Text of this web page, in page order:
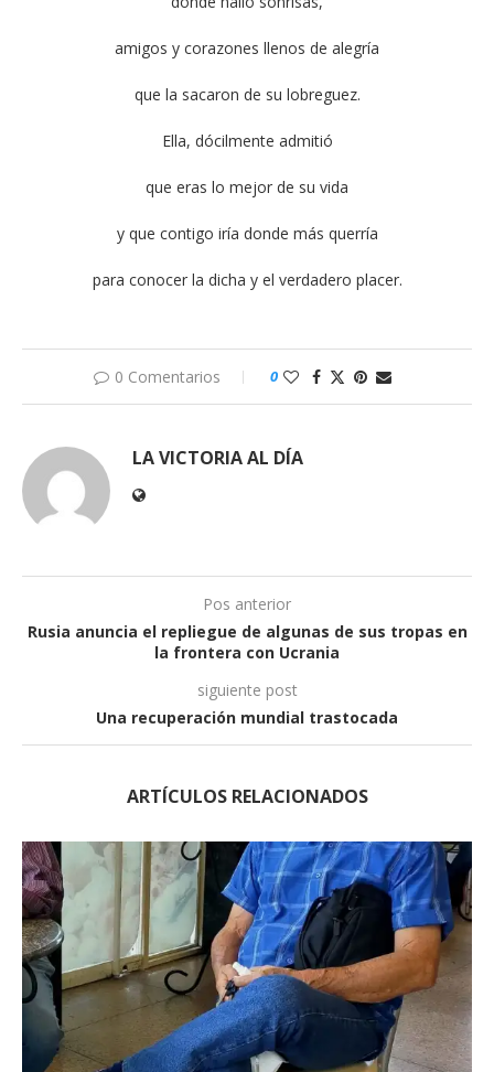
amigos y corazones llenos de alegría
que la sacaron de su lobreguez.
Ella, dócilmente admitió
que eras lo mejor de su vida
y que contigo iría donde más querría
para conocer la dicha y el verdadero placer.
0 Comentarios 0
LA VICTORIA AL DÍA
Pos anterior
Rusia anuncia el repliegue de algunas de sus tropas en
la frontera con Ucrania
siguiente post
Una recuperación mundial trastocada
ARTÍCULOS RELACIONADOS